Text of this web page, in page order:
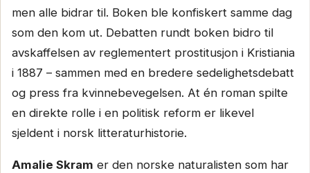
men alle bidrar til. Boken ble konfiskert samme dag
som den kom ut. Debatten rundt boken bidro til
avskaffelsen av reglementert prostitusjon i Kristiania
i 1887 – sammen med en bredere sedelighetsdebatt
og press fra kvinnebevegelsen. At én roman spilte
en direkte rolle i en politisk reform er likevel
sjeldent i norsk litteraturhistorie.
Amalie Skram er den norske naturalisten som har